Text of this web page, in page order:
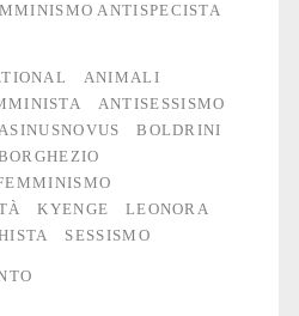
ANTISPECISTA
ANIMALI
ANTISESSISMO
BOLDRINI
KYENGE
LEONORA
SESSISMO